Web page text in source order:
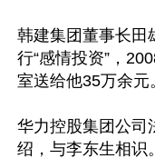
韩建集团董事长田
行“感情投资”，
室送给他35万余元
华力控股集团公司
绍，与李东生相识。